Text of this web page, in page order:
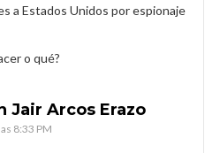
a Estados Unidos por espionaje
o qué?
Jair Arcos Erazo
8:33 PM